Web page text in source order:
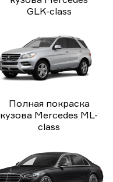
GLK-class
Полная покраска
кузова Mercedes ML-
class